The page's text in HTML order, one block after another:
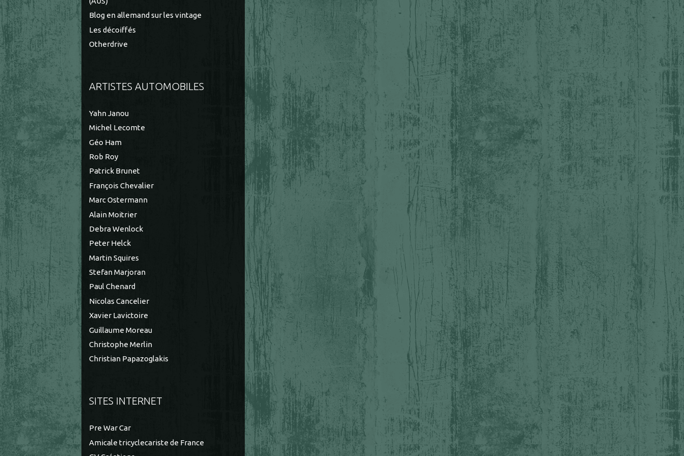
Blog en allemand sur les vintage
Les décoiffés
Otherdrive
ARTISTES AUTOMOBILES
Yahn Janou
Michel Lecomte
Géo Ham
Rob Roy
Patrick Brunet
François Chevalier
Marc Ostermann
Alain Moitrier
Debra Wenlock
Peter Helck
Martin Squires
Stefan Marjoran
Paul Chenard
Nicolas Cancelier
Xavier Lavictoire
Guillaume Moreau
Christophe Merlin
Christian Papazoglakis
SITES INTERNET
Pre War Car
Amicale tricyclecariste de France